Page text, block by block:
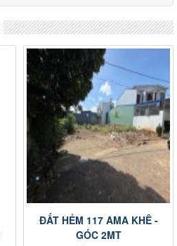
ĐẤT HẺM 117 AMA KHÊ -
GÓC 2MT